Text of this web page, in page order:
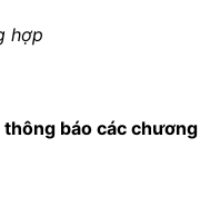
hợp
thông báo các chương